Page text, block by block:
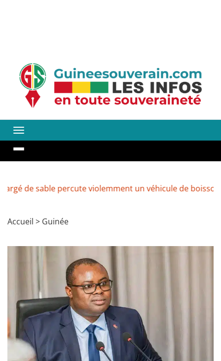
percute violemment un véhicule de boissons à Kenendé
Accueil > Guinée